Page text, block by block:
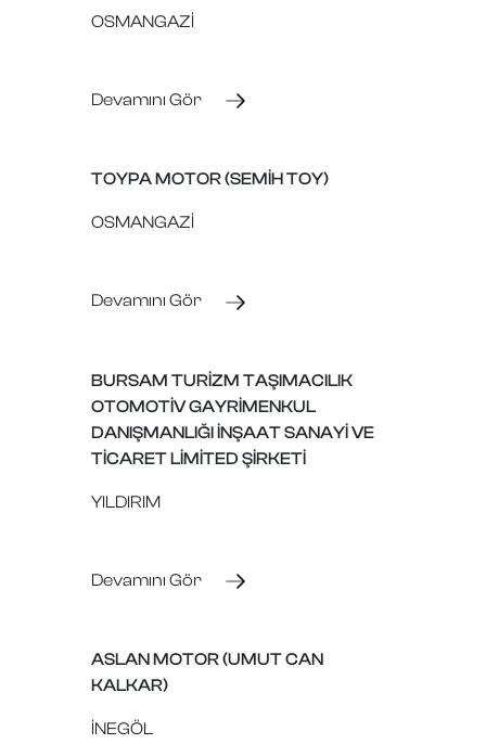
OSMANGAZİ
Devamını Gör
TOYPA MOTOR (SEMİH TOY)
OSMANGAZİ
Devamını Gör
BURSAM TURİZM TAŞIMACILIK
OTOMOTİV GAYRİMENKUL
DANIŞMANLIĞI İNŞAAT SANAYİ VE
TİCARET LİMİTED ŞİRKETİ
YILDIRIM
Devamını Gör
ASLAN MOTOR (UMUT CAN
KALKAR)
İNEGÖL